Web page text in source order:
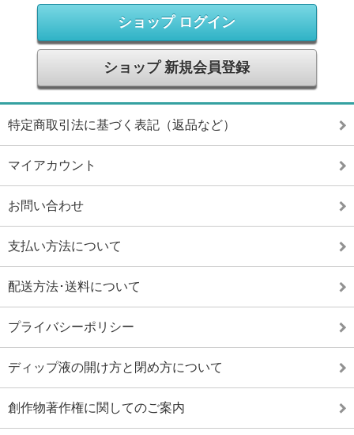
ショップ ログイン
ショップ 新規会員登録
特定商取引法に基づく表記（返品など）
マイアカウント
お問い合わせ
支払い方法について
配送方法･送料について
プライバシーポリシー
ディップ液の開け方と閉め方について
創作物著作権に関してのご案内